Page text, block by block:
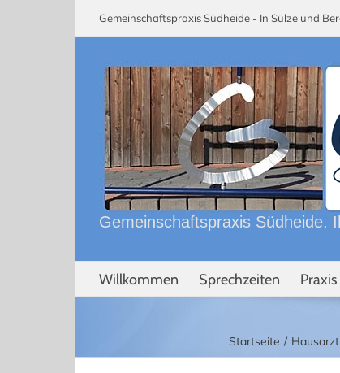
Gemeinschaftspraxis Südheide - In Sülze und
Gemeinschaftspraxis Südheide.
Willkommen Sprechzeiten Praxis
Startseite